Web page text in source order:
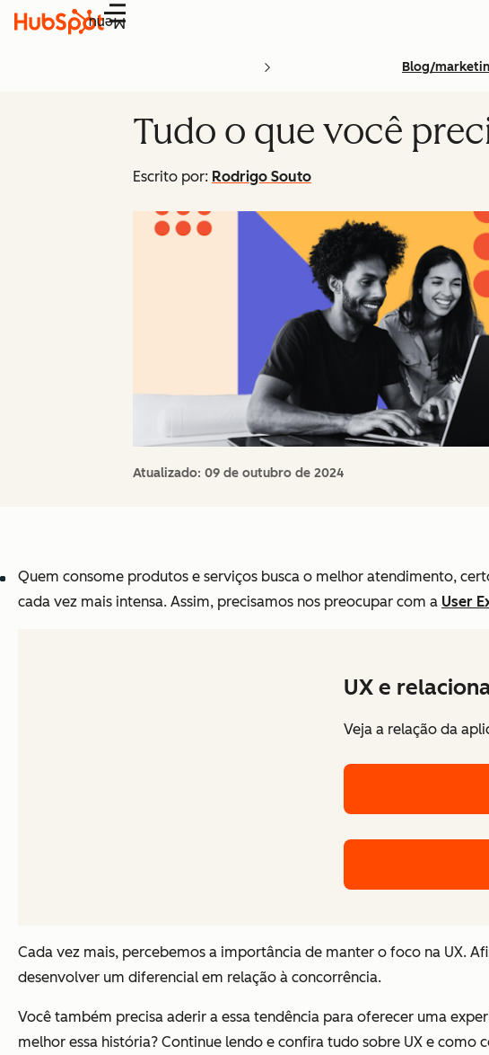
Menu
Blog/
Tudo o que você
Escrito por: Rodrigo Souto
Atualizado: 09 de outubro de 2024
Quem consome produtos e serviços busca o melhor atendimento,
cada vez mais intensa. Assim, precisamos nos preocupar com a User
UX e
Veja a relação da
Cada vez mais, percebemos a importância de manter o foco na UX.
desenvolver um diferencial em relação à concorrência.
Você também precisa aderir a essa tendência para oferecer uma
melhor essa história? Continue lendo e confira tudo sobre UX e como